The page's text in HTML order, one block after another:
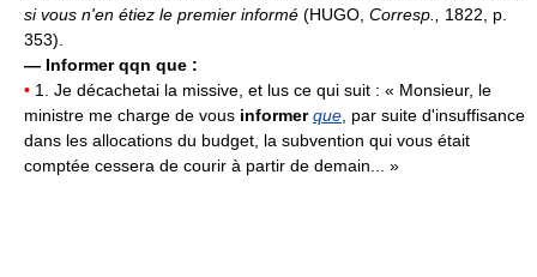
si vous n'en étiez le premier informé (HUGO, Corresp., 1822, p.
353).
— Informer qqn que :
• 1. Je décachetai la missive, et lus ce qui suit : « Monsieur, le
ministre me charge de vous informerque , par suite d'insuffisance
dans les allocations du budget, la subvention qui vous était
comptée cessera de courir à partir de demain... »